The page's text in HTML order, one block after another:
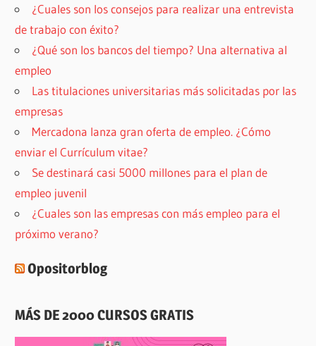
¿Cuales son los consejos para realizar una entrevista
de trabajo con éxito?
¿Qué son los bancos del tiempo? Una alternativa al
empleo
Las titulaciones universitarias más solicitadas por las
empresas
Mercadona lanza gran oferta de empleo. ¿Cómo
enviar el Currículum vitae?
Se destinará casi 5000 millones para el plan de
empleo juvenil
¿Cuales son las empresas con más empleo para el
próximo verano?
Opositorblog
MÁS DE 2000 CURSOS GRATIS